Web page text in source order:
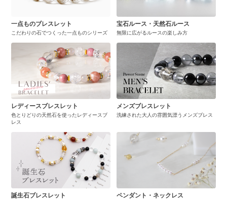
一点ものブレスレット
こだわりの石でつくった一点ものシリーズ
宝石ルース・天然石ルース
無限に広がるルースの楽しみ方
レディースブレスレット
色とりどりの天然石を使ったレディースブ
レス
メンズブレスレット
洗練された大人の雰囲気漂うメンズブレス
誕生石ブレスレット ペンダント・ネックレス